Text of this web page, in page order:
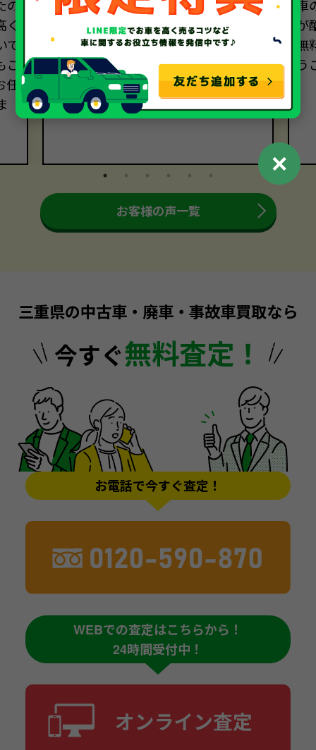
ディーラーでの廃車手続きに1万円以
上かかるといわれ、電話相談しまし
た。無料で廃車できると思っていた
ので、買い取っていただけて本当に助
かりました！
う
お客様の声一覧
三重県の中古車・廃車・事故車買取なら
今すぐ無料査定！
お電話で今すぐ査定！
WEBでの査定はこちらから！
24時間受付中！
✕